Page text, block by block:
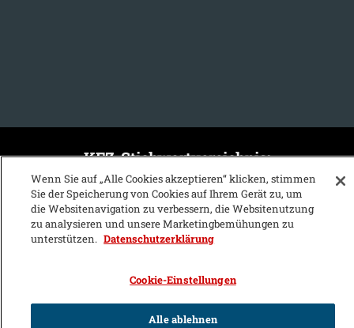
KFZ-Stichwortvereichnis:
A B C D E F G H I
J
K
L M N O P Q R S
U
V W X
Wenn Sie auf „Alle Cookies akzeptieren“ klicken, stimmen
Sie der Speicherung von Cookies auf Ihrem Gerät zu, um
die Websitenavigation zu verbessern, die Websitenutzung
zu analysieren und unsere Marketingbemühungen zu
unterstützen. Datenschutzerklärung
Cookie-Einstellungen
Alle ablehnen